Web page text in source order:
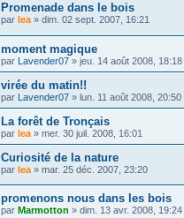
Promenade dans le bois
par lea » dim. 02 sept. 2007, 16:21
moment magique
par Lavender07 » jeu. 14 août 2008, 18:18
virée du matin!!
par Lavender07 » lun. 11 août 2008, 20:50
La forêt de Tronçais
par lea » mer. 30 juil. 2008, 16:01
Curiosité de la nature
par lea » mar. 25 déc. 2007, 23:20
promenons nous dans les bois
par Marmotton » dim. 13 avr. 2008, 19:24